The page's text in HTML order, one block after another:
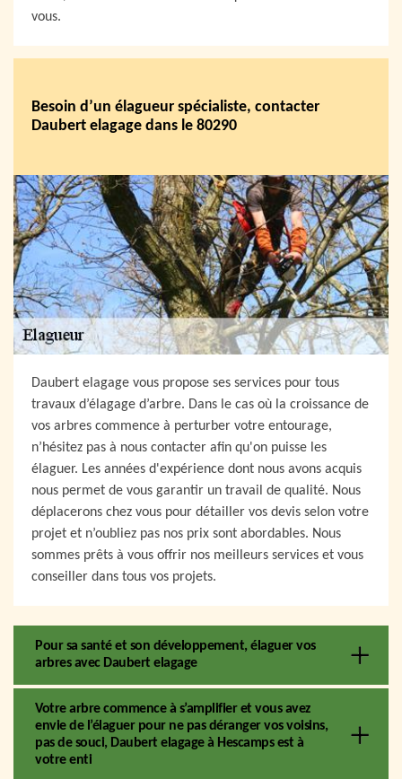
vous.
Besoin d’un élagueur spécialiste, contacter
Daubert elagage dans le 80290
Daubert elagage vous propose ses services pour tous
travaux d’élagage d’arbre. Dans le cas où la croissance de
vos arbres commence à perturber votre entourage,
n’hésitez pas à nous contacter afin qu'on puisse les
élaguer. Les années d'expérience dont nous avons acquis
nous permet de vous garantir un travail de qualité. Nous
déplacerons chez vous pour détailler vos devis selon votre
projet et n’oubliez pas nos prix sont abordables. Nous
sommes prêts à vous offrir nos meilleurs services et vous
conseiller dans tous vos projets.
Pour sa santé et son développement, élaguer vos
arbres avec Daubert elagage
Votre arbre commence à s’amplifier et vous avez
envie de l’élaguer pour ne pas déranger vos voisins,
pas de souci, Daubert elagage à Hescamps est à
votre enti